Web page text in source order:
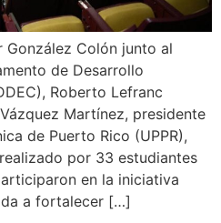
Colón junto al
de Desarrollo
Roberto Lefranc
Martínez, presidente
de Puerto Rico (UPPR),
por 33 estudiantes
en la iniciativa
a fortalecer […]